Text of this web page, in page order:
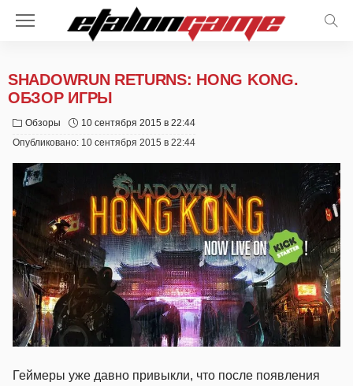
SHADOWRUN RETURNS: HONG KONG.
ОБЗОР ИГРЫ
Обзоры
10 сентября 2015 в 22:44
Опубликовано: 10 сентября 2015 в 22:44
Геймеры уже давно привыкли, что после появления